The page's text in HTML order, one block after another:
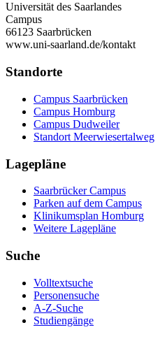
Universität des Saarlandes
Campus
66123 Saarbrücken
www.uni-saarland.de/kontakt
Standorte
Campus Saarbrücken
Campus Homburg
Campus Dudweiler
Standort Meerwiesertalweg
Lagepläne
Saarbrücker Campus
Parken auf dem Campus
Klinikumsplan Homburg
Weitere Lagepläne
Suche
Volltextsuche
Personensuche
A-Z-Suche
Studiengänge